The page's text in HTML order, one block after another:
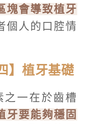
塊會導致植牙
個人的口腔情
】植牙基礎
之一在於齒槽
牙要能夠穩固